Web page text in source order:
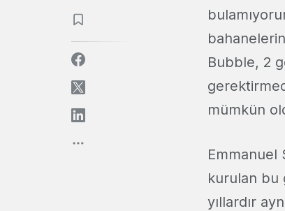
Bubble, 2
mümkün
Emmanuel
kurulan bu
yıllardır